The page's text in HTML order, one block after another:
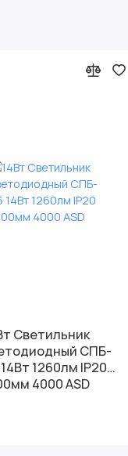
Светильник
СПБ-
1260лм IP20
1200мм 4000 ASD